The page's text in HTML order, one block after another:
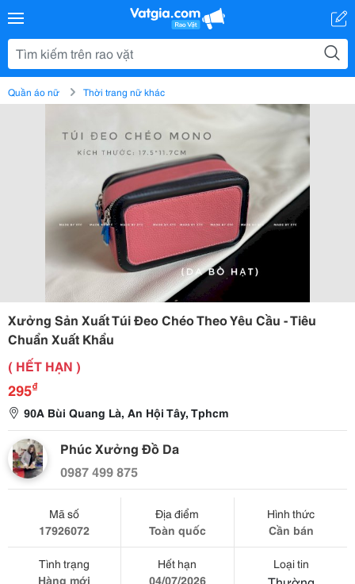
Quần áo nữ Thời trang nữ khác
Xưởng Sản Xuất Túi Đeo Chéo Theo Yêu Cầu - Tiêu
Chuẩn Xuất Khẩu
( HẾT HẠN )
295₫
90A Bùi Quang Là, An Hội Tây, Tphcm
Phúc Xưởng Đồ Da
0987 499 875
Mã số
17926072
Địa điểm
Toàn quốc
Hình thức
Cần bán
Tình trạng
Hàng mới
Hết hạn
04/07/2026
Loại tin